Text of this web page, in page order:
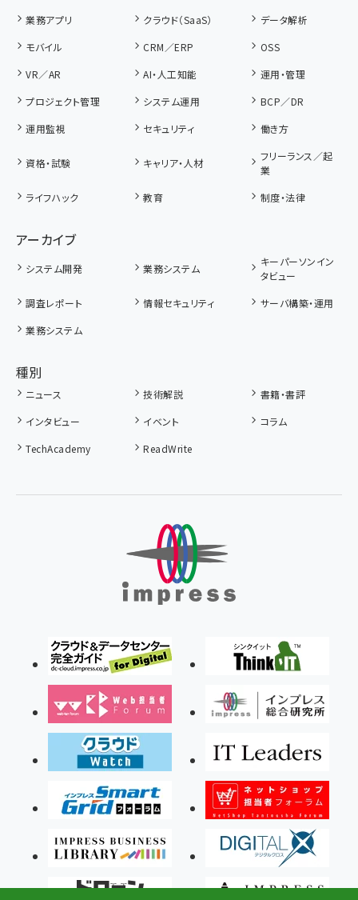
業務アプリ
クラウド（SaaS）
データ解析
モバイル
CRM／ERP
OSS
VR／AR
AI・人工知能
運用・管理
プロジェクト管理
システム運用
BCP／DR
運用監視
セキュリティ 働き方
資格・試験 キャリア・人材
フリーランス／起
業
ライフハック
教育 制度・法律
アーカイブ
システム開発 業務システム
キーパーソンイン
タビュー
調査レポート
情報セキュリティ
サーバ構築・運用
業務システム
種別
ニュース 技術解説
書籍・書評
インタビュー
イベント
コラム
TechAcademy
ReadWrite